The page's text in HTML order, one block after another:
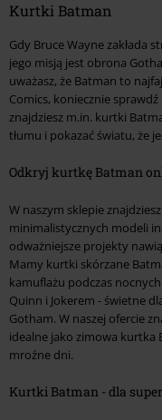
Kurtki Batman
Gdy Bruce Wayne zakłada
jego misją jest obrona
uważasz, że Batman to
Comics, koniecznie
znajdziesz m.in. kurtki
tłumu i pokazać światu, że
Odkryj kurtkę Batman
W naszym sklepie
minimalistycznych modeli
odważniejsze projekty
Mamy kurtki skórzane
kamuflażu podczas
Quinn i Jokerem - świetne
Gotham. W naszej ofercie
idealne jako zimowa kurtka
mroźne dni.
Kurtki Batman - dla